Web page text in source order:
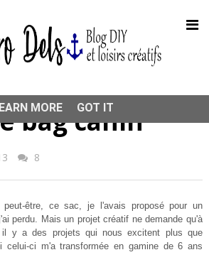
bag canin
8
être, ce sac, je l'avais proposé pour un
perdu. Mais un projet créatif ne demande qu'à
y a des projets qui nous excitent plus que
celui-ci m'a transformée en gamine de 6 ans
from Google to deliver its services
Your IP address and user-agent are
along with performance and security
of service, generate usage
MORE
GOT IT